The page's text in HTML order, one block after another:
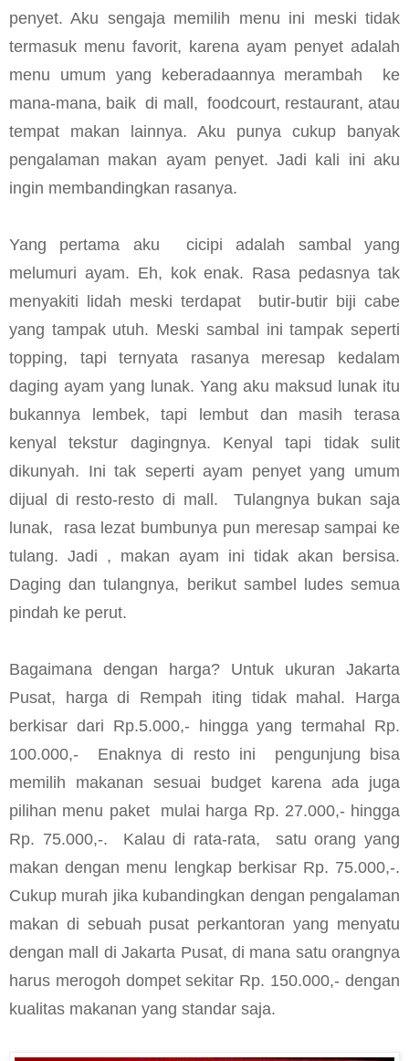
penyet. Aku sengaja memilih menu ini meski tidak
termasuk menu favorit, karena ayam penyet adalah
menu umum yang keberadaannya merambah
ke
mana-mana, baik di mall, foodcourt, restaurant, atau
tempat makan lainnya. Aku punya cukup banyak
pengalaman makan ayam penyet. Jadi kali ini aku
ingin membandingkan rasanya.
Yang pertama aku
cicipi adalah sambal yang
melumuri ayam. Eh, kok enak. Rasa pedasnya tak
menyakiti lidah meski terdapat
butir-butir biji cabe
yang tampak utuh. Meski sambal ini tampak seperti
topping, tapi ternyata rasanya meresap kedalam
daging ayam yang lunak. Yang aku maksud lunak itu
bukannya lembek, tapi lembut dan masih terasa
kenyal tekstur dagingnya. Kenyal tapi tidak sulit
dikunyah. Ini tak seperti ayam penyet yang umum
dijual di resto-resto di mall.
Tulangnya bukan saja
lunak,
rasa lezat bumbunya pun meresap sampai ke
tulang. Jadi , makan ayam ini tidak akan bersisa.
Daging dan tulangnya, berikut sambel ludes semua
pindah ke perut.
Bagaimana dengan harga? Untuk ukuran Jakarta
Pusat, harga di Rempah iting tidak mahal. Harga
berkisar dari Rp.5.000,- hingga yang termahal Rp.
100.000,-
Enaknya di resto ini
pengunjung bisa
memilih makanan sesuai budget karena ada juga
pilihan menu paket
mulai harga Rp. 27.000,- hingga
Rp. 75.000,-.
Kalau di rata-rata,
satu orang yang
makan dengan menu lengkap berkisar Rp. 75.000,-.
Cukup murah jika kubandingkan dengan pengalaman
makan di sebuah pusat perkantoran yang menyatu
dengan mall di Jakarta Pusat, di mana satu orangnya
harus merogoh dompet sekitar Rp. 150.000,- dengan
kualitas makanan yang standar saja.